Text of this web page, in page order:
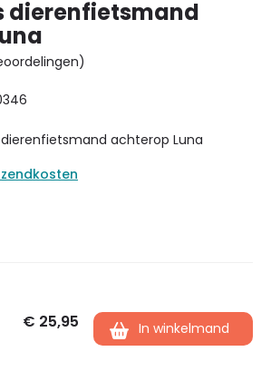
dierenfietsmand
achterop Luna
€ 25,95 In winkelmand